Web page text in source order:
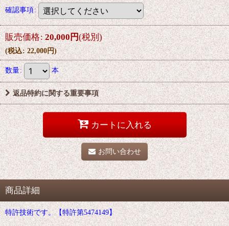
確認事項:
販売価格: 20,000円(税別)
(税込: 22,000円)
数量: 本
返品特約に関する重要事項
カートに入れる
お問い合わせ
商品詳細
特許技術です。【特許第5474149】